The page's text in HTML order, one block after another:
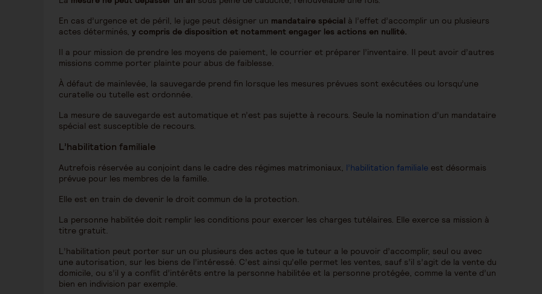
En cas d’urgence et de péril, le juge peut désigner un mandataire spécial à l’effet d’accomplir un ou plusieurs
actes déterminés, y compris de disposition et notamment engager les actions en nullité.
Il a pour mission de prendre les moyens de paiement, le courrier et préparer l’inventaire. Il peut avoir d’autres
missions comme porter plainte pour abus de faiblesse.
À défaut de mainlevée, la sauvegarde prend fin lorsque les mesures prévues sont exécutées ou lorsqu’une
curatelle ou tutelle est ordonnée.
La mesure de sauvegarde est automatique et n’est pas sujette à recours. Seule la nomination d’un mandataire
spécial est susceptible de recours.
L’habilitation familiale
Autrefois réservée au conjoint dans le cadre des régimes matrimoniaux, l’habilitation familiale est désormais
prévue pour les membres de la famille.
Elle est en train de devenir le droit commun de la protection.
La personne habilitée doit remplir les conditions pour exercer les charges tutélaires. Elle exerce sa mission à
titre gratuit.
L’habilitation peut porter sur un ou plusieurs des actes que le tuteur a le pouvoir d’accomplir, seul ou avec
une autorisation, sur les biens de l’intéressé. C’est ainsi qu’elle permet les ventes, sauf s’il s’agit de la vente du
domicile, ou s’il y a conflit d’intérêts entre la personne habilitée et la personne protégée, comme la vente d’un
bien en indivision par exemple.